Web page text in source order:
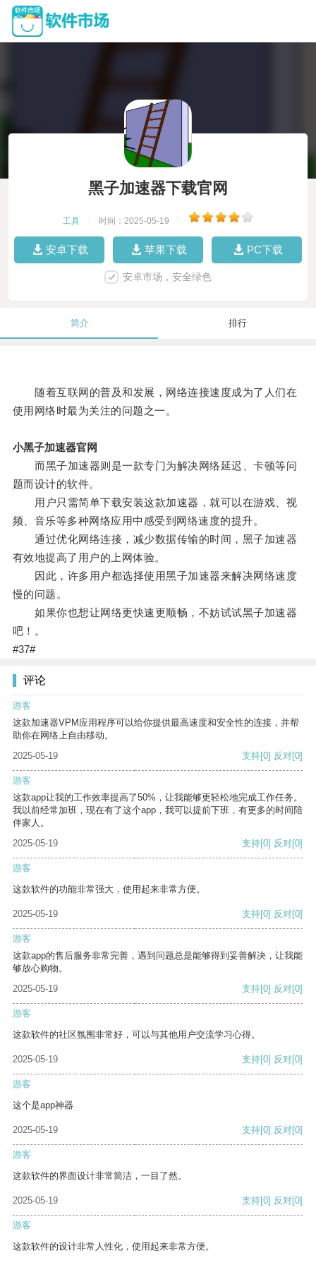
黑子加速器下载官网
工具 时间：2025-05-19
安卓下载 苹果下载 PC下载
安卓市场，安全绿色
简介 排行
随着互联网的普及和发展，网络连接速度成为了人们在
使用网络时最为关注的问题之一。
小黑子加速器官网
而黑子加速器则是一款专门为解决网络延迟、卡顿等问
题而设计的软件。
用户只需简单下载安装这款加速器，就可以在游戏、视
频、音乐等多种网络应用中感受到网络速度的提升。
通过优化网络连接，减少数据传输的时间，黑子加速器
有效地提高了用户的上网体验。
因此，许多用户都选择使用黑子加速器来解决网络速度
慢的问题。
如果你也想让网络更快速更顺畅，不妨试试黑子加速器
吧！。
#37#
评论
游客
这款加速器VPM应用程序可以给你提供最高速度和安全性的连接，并帮
助你在网络上自由移动。
2025-05-19
支持[0] 反对[0]
游客
这款app让我的工作效率提高了50%，让我能够更轻松地完成工作任务。
我以前经常加班，现在有了这个app，我可以提前下班，有更多的时间陪
伴家人。
2025-05-19
支持[0] 反对[0]
游客
这款软件的功能非常强大，使用起来非常方便。
2025-05-19 支持[0] 反对[0]
游客
这款app的售后服务非常完善，遇到问题总是能够得到妥善解决，让我能
够放心购物。
2025-05-19
支持[0] 反对[0]
游客
这款软件的社区氛围非常好，可以与其他用户交流学习心得。
2025-05-19 支持[0] 反对[0]
游客
这个是app神器
2025-05-19 支持[0] 反对[0]
游客
这款软件的界面设计非常简洁，一目了然。
2025-05-19 支持[0] 反对[0]
游客
这款软件的设计非常人性化，使用起来非常方便。